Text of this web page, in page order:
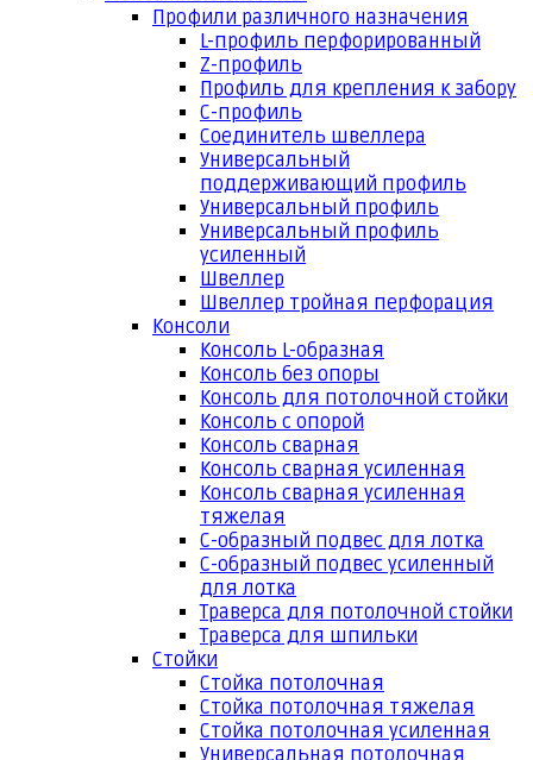
Профили различного назначения
L-профиль перфорированный
Z-профиль
Профиль для крепления к забору
С-профиль
Соединитель швеллера
Универсальный
поддерживающий профиль
Универсальный профиль
Универсальный профиль
усиленный
Швеллер
Швеллер тройная перфорация
Консоли
Консоль L-образная
Консоль без опоры
Консоль для потолочной стойки
Консоль с опорой
Консоль сварная
Консоль сварная усиленная
Консоль сварная усиленная
тяжелая
С-образный подвес для лотка
С-образный подвес усиленный
для лотка
Траверса для потолочной стойки
Траверса для шпильки
Стойки
Стойка потолочная
Стойка потолочная тяжелая
Стойка потолочная усиленная
Универсальная потолочная